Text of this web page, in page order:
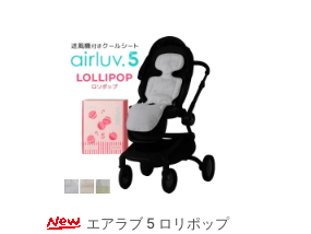
エアラブ 5 ロリポップ